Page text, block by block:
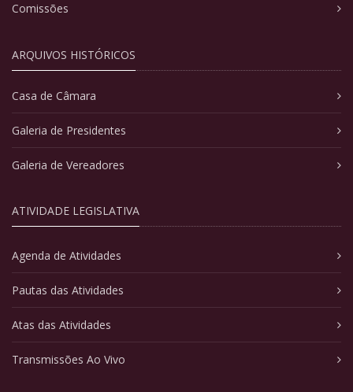
Comissões
ARQUIVOS HISTÓRICOS
Casa de Câmara
Galeria de Presidentes
Galeria de Vereadores
ATIVIDADE LEGISLATIVA
Agenda de Atividades
Pautas das Atividades
Atas das Atividades
Transmissões Ao Vivo